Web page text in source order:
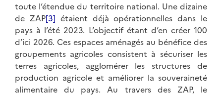
toute l’étendue du territoire national. Une dizaine
de ZAP[3] étaient déjà opérationnelles dans le
pays à l’été 2023. L’objectif étant d’en créer 100
d’ici 2026. Ces espaces aménagés au bénéfice des
groupements agricoles consistent à sécuriser les
terres agricoles, agglomérer les structures de
production agricole et améliorer la souveraineté
alimentaire du pays. Au travers des ZAP, le